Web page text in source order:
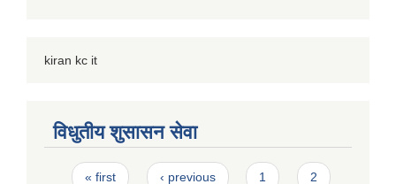
kiran kc it
विधुतीय शुसासन सेवा
Pages
« first ‹ previous 1 2